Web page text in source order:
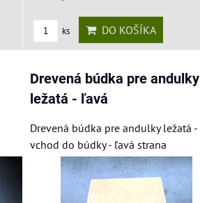
ks DO KOŠÍKA
Drevená búdka pre andulky
ležatá - ľavá
Drevená búdka pre andulky ležatá -
vchod do búdky - ľavá strana